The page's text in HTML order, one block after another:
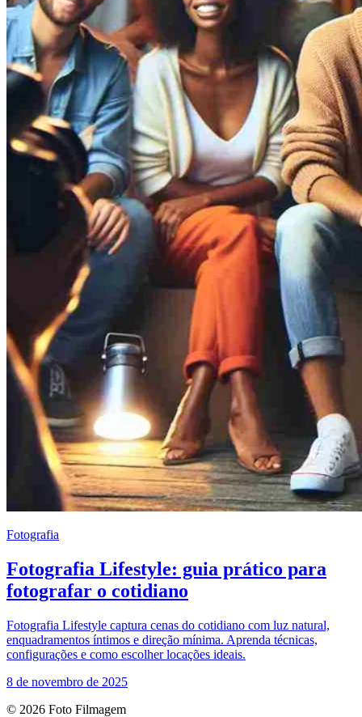
Fotografia
Fotografia Lifestyle: guia prático para
fotografar o cotidiano
Fotografia Lifestyle captura cenas do cotidiano com luz natural,
enquadramentos íntimos e direção mínima. Aprenda técnicas,
configurações e como escolher locações ideais.
8 de novembro de 2025
© 2026 Foto Filmagem